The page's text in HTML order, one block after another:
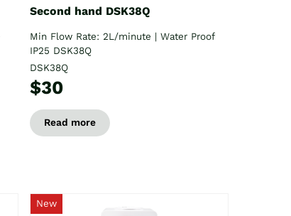
Second hand DSK38Q
Min Flow Rate: 2L/minute | Water Proof
IP25 DSK38Q
DSK38Q
$30
Read more
New